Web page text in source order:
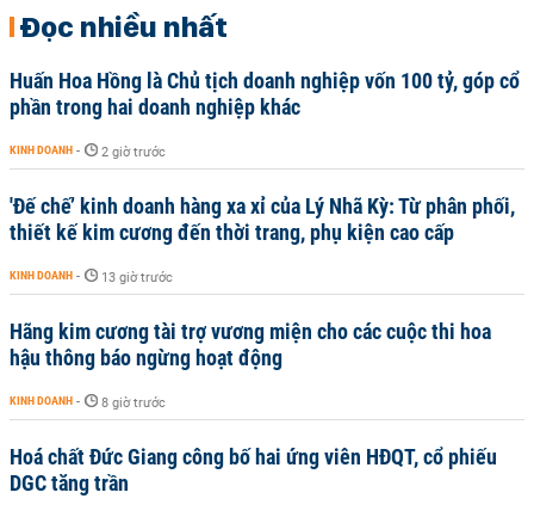
Đọc nhiều nhất
Huấn Hoa Hồng là Chủ tịch doanh nghiệp vốn 100 tỷ, góp cổ
phần trong hai doanh nghiệp khác
KINH DOANH - 2 giờ trước
'Đế chế’ kinh doanh hàng xa xỉ của Lý Nhã Kỳ: Từ phân phối,
thiết kế kim cương đến thời trang, phụ kiện cao cấp
KINH DOANH - 13 giờ trước
Hãng kim cương tài trợ vương miện cho các cuộc thi hoa
hậu thông báo ngừng hoạt động
KINH DOANH - 8 giờ trước
Hoá chất Đức Giang công bố hai ứng viên HĐQT, cổ phiếu
DGC tăng trần